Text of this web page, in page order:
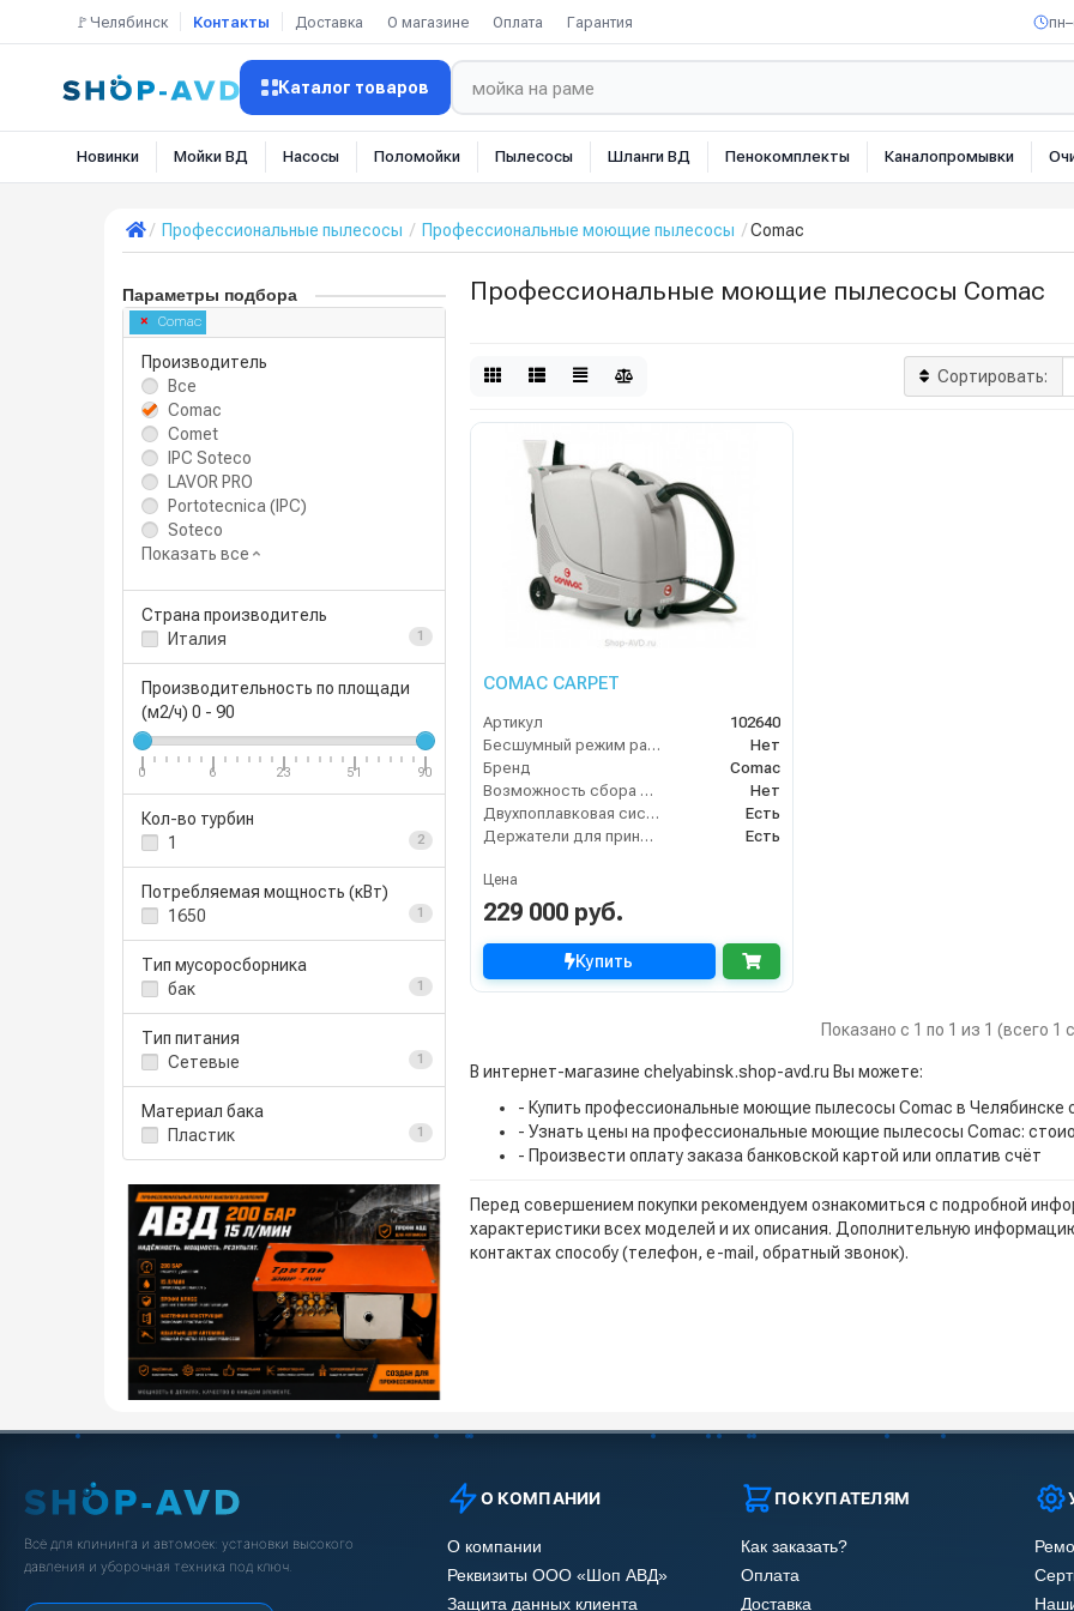
🚩Челябинск Контакты Доставка О магазине Оплата Гарантия
Каталог товаров
Новинки Мойки ВД Насосы Поломойки Пылесосы Шланги ВД Пенокомплекты Каналопромывки
Профессиональные пылесосы Профессиональные моющие пылесосы Comac
Параметры подбора
Comac
Производитель
Все
Comac
Comet
IPC Soteco
LAVOR PRO
Portotecnica (IPC)
Soteco
Показать все
Страна производитель
Италия
1
Производительность по площади
(м2/ч) 0 - 90
0 6 23 51 90
Кол-во турбин
1
2
Потребляемая мощность (кВт)
1650
1
Тип мусоросборника
бак
1
Тип питания
Сетевые
1
Материал бака
Пластик
1
Профессиональные моющие пылесосы Comac
Сортировать:
COMAC CARPET
Артикул
102640
Бесшумный режим работы
Нет
Бренд
Comac
Возможность сбора жидкой грязи
Нет
Двухпоплавковая система
Есть
Держатели для принадлежностей
Есть
Цена
229 000 руб.
Купить
Показано с 1 по 1 из 1 (всего 1
В интернет-магазине chelyabinsk.shop-avd.ru Вы можете:
- Купить профессиональные моющие пылесосы Comac в Челябинске
- Узнать цены на профессиональные моющие пылесосы Comac:
- Произвести оплату заказа банковской картой или оплатив счёт
Перед совершением покупки рекомендуем ознакомиться с подробной
характеристики всех моделей и их описания. Дополнительную
контактах способу (телефон, e-mail, обратный звонок).
Всё для клининга и автомоек: установки высокого
давления и уборочная техника под ключ.
О КОМПАНИИ
О компании
Реквизиты ООО «Шоп АВД»
Защита данных клиента
ПОКУПАТЕЛЯМ
Как заказать?
Оплата
Доставка